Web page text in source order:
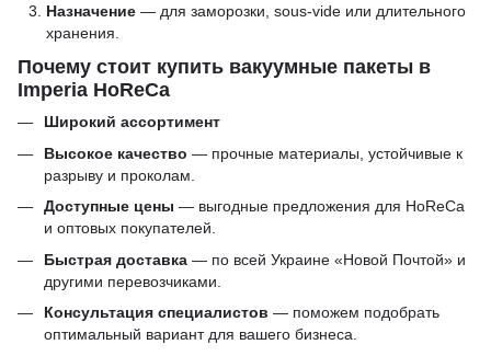
Назначение — для заморозки, sous-vide или длительного
хранения.
Почему стоит купить вакуумные пакеты в
Imperia HoReCa
Широкий ассортимент
Высокое качество — прочные материалы, устойчивые к
разрыву и проколам.
Доступные цены — выгодные предложения для HoReCa
и оптовых покупателей.
Быстрая доставка — по всей Украине «Новой Почтой» и
другими перевозчиками.
Консультация специалистов — поможем подобрать
оптимальный вариант для вашего бизнеса.